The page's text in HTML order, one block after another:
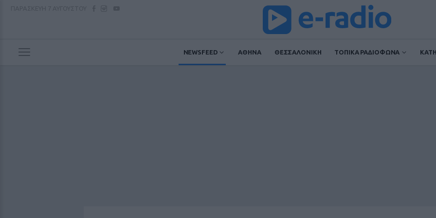
NEWSFEED ΑΘΗΝΑ ΘΕΣΣΑΛΟΝΙΚΗ ΤΟΠΙΚΑ ΡΑΔΙΟΦΩΝΑ